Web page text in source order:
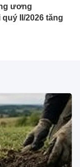
ương
II/2026 tăng